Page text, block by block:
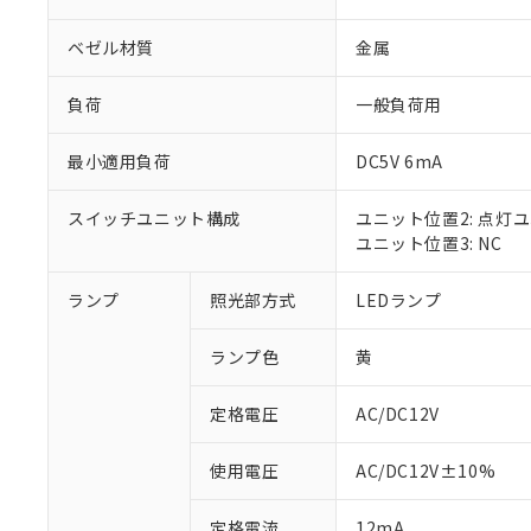
ベゼル材質 金属
負荷 一般負荷用
最小適用負荷 DC5V 6mA
スイッチユニット構成
ユニット位置2: 点灯
ユニット位置3: NC
ランプ 照光部方式 LEDランプ
ランプ色 黄
定格電圧 AC/DC12V
使用電圧 AC/DC12V±10%
ご利用条件
以下の条件をお
※1 対応状況
対応予定：EU
対応予定なし：
調査・確認中：
非該当品：ライセ
※1 中国